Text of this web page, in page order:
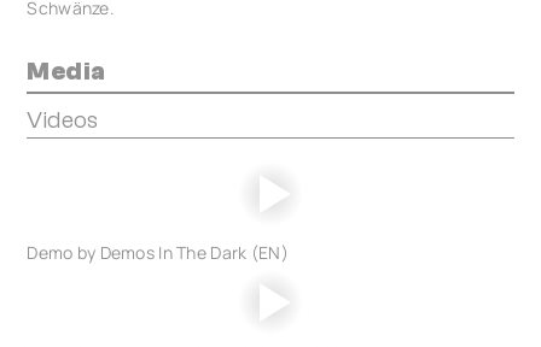
Schwänze.
Media
Videos
Demo by Demos In The Dark (EN)